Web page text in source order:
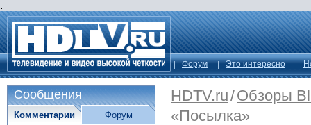
.
Форум Это интересно
HDTV.ru/Обзоры
«Посылка»
Сообщения
Комментарии Форум